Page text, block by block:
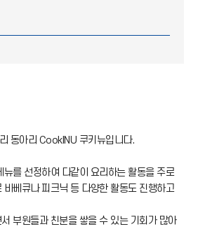
동아리 CookINU 쿠키뉴입니다.
를 선정하여 다같이 요리하는 활동을 주로
베큐나 피크닉 등 다양한 활동도 진행하고
부원들과 친분을 쌓을 수 있는 기회가 많아